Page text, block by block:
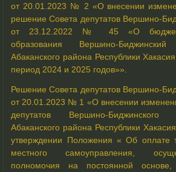
от 20.01.2023 № 2 «О внесении
решение Совета депутатов Вершино-
от 23.12.2022 № 45 «О бюджете
образования Вершино-
Абаканского района Республики
период 2024 и 2025 годов»».
Решение Совета депутатов Вершино-
от 20.01.2023 № 1 «О внесении
депутатов Вершино-Биджинского
Абаканского района Республики
утверждении Положения « Об оплате
местного самоуправления,
полномочия на постоянной